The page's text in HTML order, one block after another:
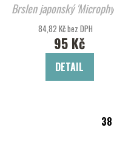
Brslen japonský
Luteus'
84,82 Kč bez DPH
95 Kč
DETAIL
38